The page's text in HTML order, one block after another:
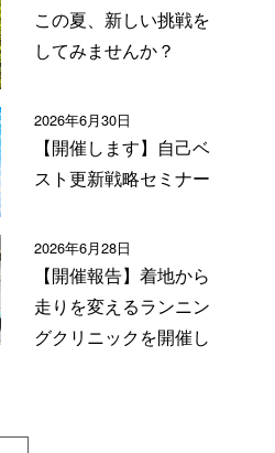
この夏、新しい挑戦を
してみませんか？
2026年6月30日
【開催します】自己ベ
スト更新戦略セミナー
2026年6月28日
【開催報告】着地から
走りを変えるランニン
グクリニックを開催し